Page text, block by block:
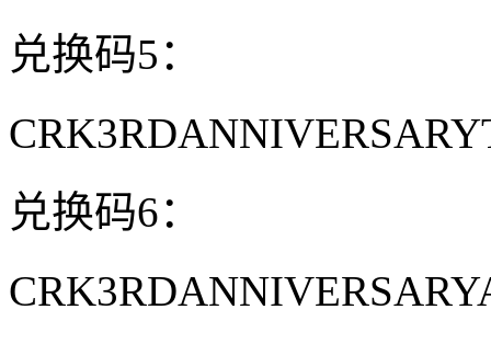
兑换码5：
兑换码6：